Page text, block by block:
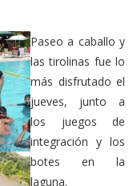
Paseo a caballo y
las tirolinas fue lo
más disfrutado el
jueves, junto a
los juegos de
integración y los
botes en la
laguna.